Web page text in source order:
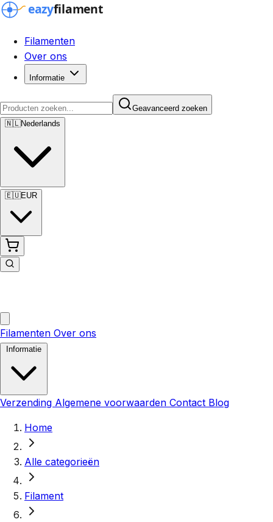
Filamenten
Over ons
Informatie
Geavanceerd zoeken
🇳🇱Nederlands
🇪🇺EUR
Filamenten Over ons
Verzending Algemene voorwaarden Contact Blog
Home
Alle categorieën
Filament